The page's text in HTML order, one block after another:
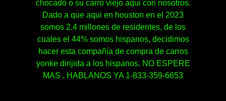
chocado o su carro viejo aqui con nosotros.
Dado a que aqui en houston en el 2023
somos 2.4 millones de residentes, de los
cuales el 44% somos hispanos, decidimos
hacer esta compañía de compra de carros
yonke dirijida a los hispanos. NO ESPERE
MAS , HABLANOS YA 1-833-359-6653